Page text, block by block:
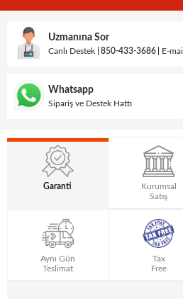
Uzmanına Sor
Canlı Destek 850-433-3686 E-mail
Whatsapp
Sipariş ve Destek Hattı
Garanti
Kurumsal
Satış
Aynı Gün
Teslimat
Tax
Free